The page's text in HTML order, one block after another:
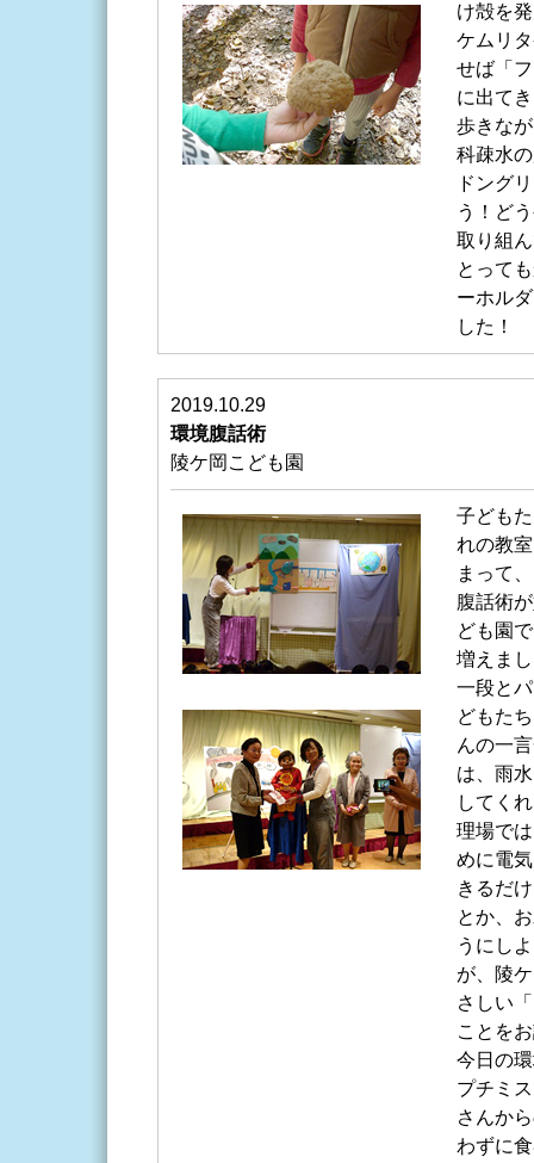
け殻を
ケムリ
せば「
に出て
歩きな
科疎水
ドング
う！ど
取り組
とって
ーホル
した！
2019.10.29
環境腹話術
陵ケ岡こども園
子ども
れの教
まって
腹話術
ども園
増えま
一段と
どもた
んの一
は、雨
してく
理場で
めに電
きるだ
とか、
うにし
が、陵
さしい
ことを
今日の
プチミ
さんか
わずに